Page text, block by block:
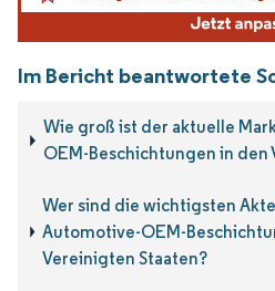
Im Bericht beantwortete
Wie groß ist der aktuelle
OEM-Beschichtungen in den
Wer sind die wichtigsten
Automotive-OEM-
Vereinigten Staaten?